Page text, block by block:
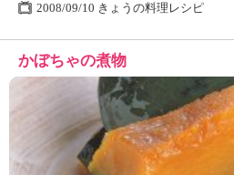
2008/09/10 きょうの料理レシピ
かぼちゃの煮物